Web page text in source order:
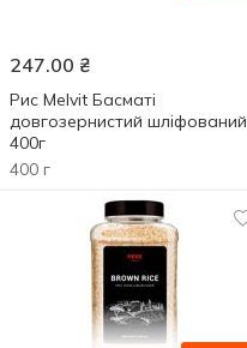
247.00 ₴
Рис Melvit Басматі
довгозернистий шліфований
400г
400 г